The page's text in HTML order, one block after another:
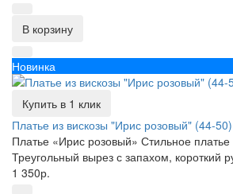
В корзину
Новинка
Купить в 1 клик
Платье из вискозы "Ирис розовый" (44-50)
Платье «Ирис розовый» Стильное
Треугольный вырез с запахом, короткий
1 350р.